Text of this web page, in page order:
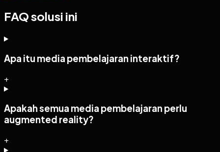
FAQ solusi ini
Apa itu media pembelajaran interaktif?
+
Apakah semua media pembelajaran perlu
augmented reality?
+